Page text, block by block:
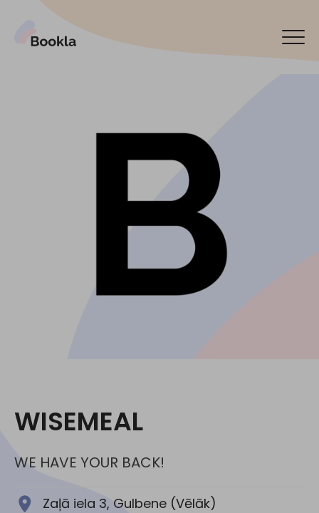
WISEMEAL
WE HAVE YOUR BACK!
Zaļā iela 3, Gulbene (Vēlāk)
Reservar ahora
English
Latviski
По-русски